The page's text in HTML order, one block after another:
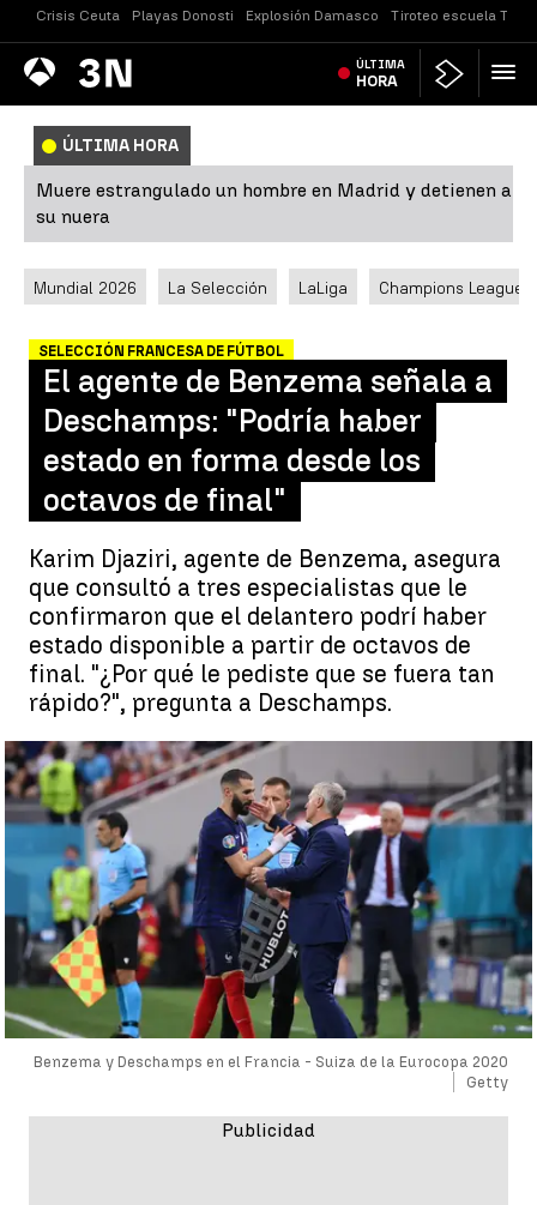
Crisis Ceuta Playas Donosti Explosión Damasco Tiroteo escuela
Antena
3 Noticias ÚLTIMA
HORA
ÚLTIMA HORA
Muere estrangulado un hombre en Madrid y detienen a
su nuera
Mundial 2026 La Selección LaLiga Champions League
SELECCIÓN FRANCESA DE FÚTBOL
El agente de Benzema señala a
Deschamps: "Podría haber
estado en forma desde los
octavos de final"
Karim Djaziri, agente de Benzema, asegura
que consultó a tres especialistas que le
confirmaron que el delantero podrí haber
estado disponible a partir de octavos de
final. "¿Por qué le pediste que se fuera tan
rápido?", pregunta a Deschamps.
Benzema y Deschamps en el Francia - Suiza de la Eurocopa 2020
Getty